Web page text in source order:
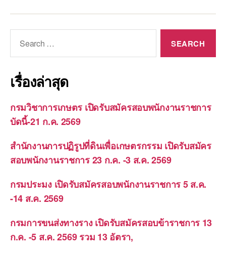
เรื่องล่าสุด
กรมวิชาการเกษตร เปิดรับสมัครสอบพนักงานราชการ
บัดนี้-21 ก.ค. 2569
สำนักงานการปฏิรูปที่ดินเพื่อเกษตรกรรม เปิดรับสมัคร
สอบพนักงานราชการ 23 ก.ค. -3 ส.ค. 2569
กรมประมง เปิดรับสมัครสอบพนักงานราชการ 5 ส.ค.
-14 ส.ค. 2569
กรมการขนส่งทางราง เปิดรับสมัครสอบข้าราชการ 13
ก.ค. -5 ส.ค. 2569 รวม 13 อัตรา,